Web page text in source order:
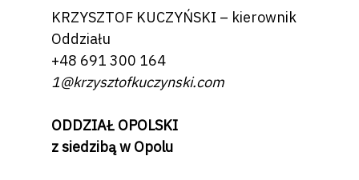
KRZYSZTOF KUCZYŃSKI – kierownik
Oddziału
+48 691 300 164
1@krzysztofkuczynski.com
ODDZIAŁ OPOLSKI
z siedzibą w Opolu